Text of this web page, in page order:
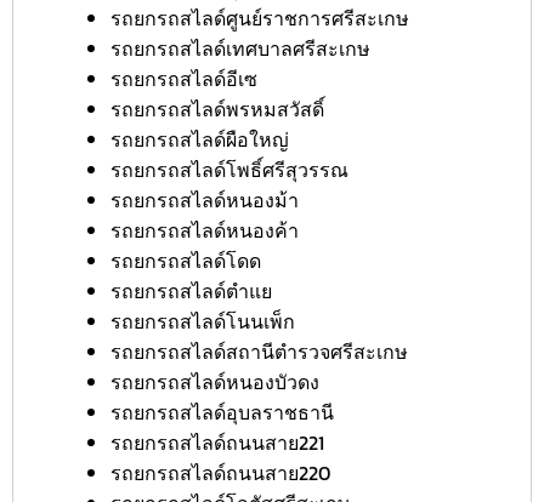
รถยกรถสไลด์ศูนย์ราชการศรีสะเกษ
รถยกรถสไลด์เทศบาลศรีสะเกษ
รถยกรถสไลด์อีเซ
รถยกรถสไลด์พรหมสวัสดิ์
รถยกรถสไลด์ผือใหญ่
รถยกรถสไลด์โพธิ์ศรีสุวรรณ
รถยกรถสไลด์หนองม้า
รถยกรถสไลด์หนองค้า
รถยกรถสไลด์โดด
รถยกรถสไลด์ตำแย
รถยกรถสไลด์โนนเพ็ก
รถยกรถสไลด์สถานีตำรวจศรีสะเกษ
รถยกรถสไลด์หนองบัวดง
รถยกรถสไลด์อุบลราชธานี
รถยกรถสไลด์ถนนสาย221
รถยกรถสไลด์ถนนสาย220